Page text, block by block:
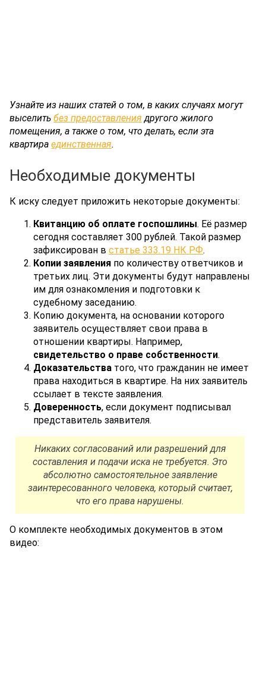
Узнайте из наших статей о том, в каких случаях могут
выселитьбез предоставления другого жилого
помещения, а также о том, что делать, если эта
квартираединственная.
Необходимые документы
К иску следует приложить некоторые документы:
Квитанцию об оплате госпошлины. Её размер
сегодня составляет 300 рублей. Такой размер
зафиксирован встатье 333.19 НК РФ.
Копии заявления по количеству ответчиков и
третьих лиц. Эти документы будут направлены
им для ознакомления и подготовки к
судебному заседанию.
Копию документа, на основании которого
заявитель осуществляет свои права в
отношении квартиры. Например,
свидетельство о праве собственности.
Доказательства того, что гражданин не имеет
права находиться в квартире. На них заявитель
ссылает в тексте заявления.
Доверенность, если документ подписывал
представитель заявителя.
Никаких согласований или разрешений для
составления и подачи иска не требуется. Это
абсолютно самостоятельное заявление
заинтересованного человека, который считает,
что его права нарушены.
О комплекте необходимых документов в этом
видео: